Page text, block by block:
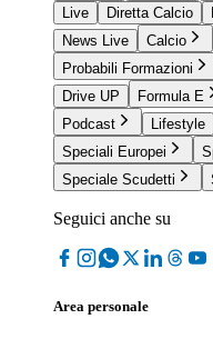
Live
Diretta Calcio
News Live
Calcio
Probabili Formazioni
Drive UP
Formula E
Podcast
Lifestyle
Speciali Europei
Speciale Scudetti
Seguici anche su
Area personale